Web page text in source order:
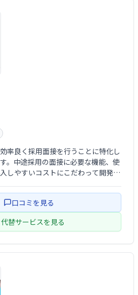
率良く採用面接を行うことに特化し
。中途採用の面接に必要な機能、使
しやすいコストにこだわって開発さ
口コミを見る
代替サービスを見る